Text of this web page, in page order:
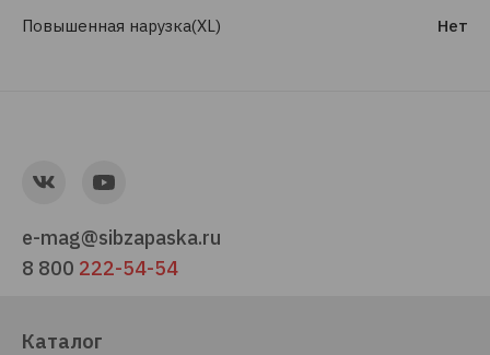
Повышенная нарузка(XL) Нет
e-mag@sibzapaska.ru
8 800 222-54-54
Каталог